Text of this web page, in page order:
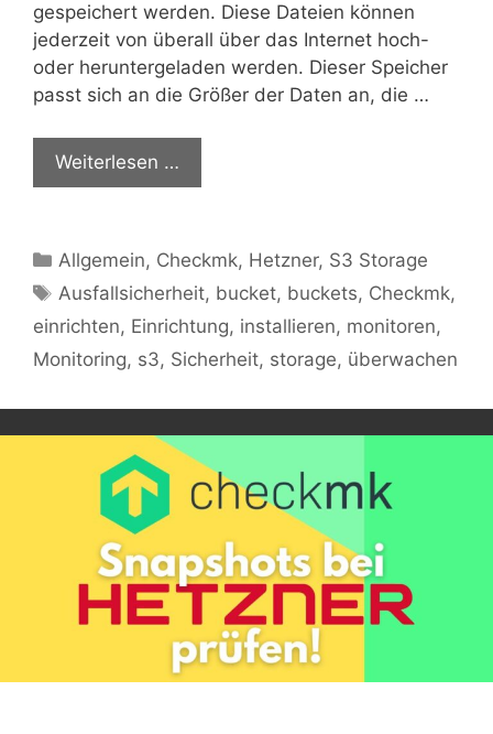
gespeichert werden. Diese Dateien können
jederzeit von überall über das Internet hoch-
oder heruntergeladen werden. Dieser Speicher
passt sich an die Größer der Daten an, die …
Weiterlesen …
Kategorien
Allgemein, Checkmk, Hetzner, S3 Storage
Schlagwörter
Ausfallsicherheit, bucket, buckets, Checkmk,
einrichten, Einrichtung, installieren, monitoren,
Monitoring, s3, Sicherheit, storage, überwachen